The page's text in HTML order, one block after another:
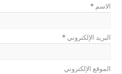
الاسم*
البريد الإلكتروني*
الموقع الإلكتروني